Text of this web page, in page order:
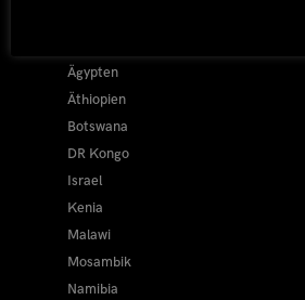
Ägypten
Äthiopien
Botswana
DR Kongo
Israel
Kenia
Malawi
Mosambik
Namibia